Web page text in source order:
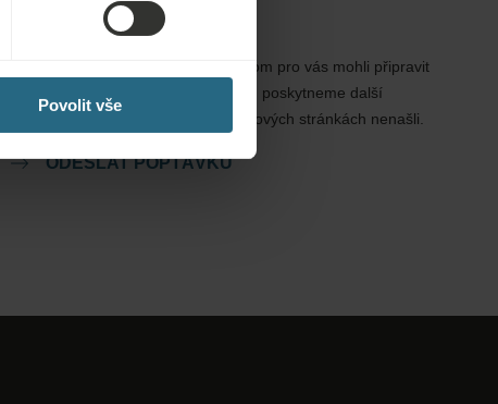
Povolit vše
Poptávky
Zašlete nám svou poptávku, abychom pro vás mohli připravit
nejlepší možnou nabídku. Rádi vám poskytneme další
informace, které jste na našich webových stránkách nenašli.
ODESLAT POPTÁVKU